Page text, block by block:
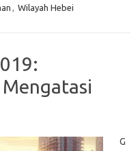
, Wilayah Hebei
G